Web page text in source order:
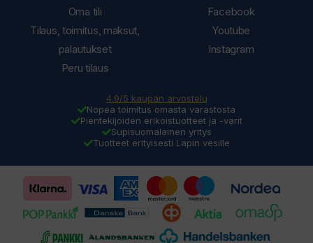
Oma tili
Tilaus, toimitus, maksut,
palautukset
Peru tilaus
Facebook
Youtube
Instagram
4.9/5 kaupan arvostelu
Nopea toimitus omasta varastosta
Pientekijöiden erikoistuotteet ja -värit
Supisuomalainen yritys
Tuotteet erityisesti Lapin vesille